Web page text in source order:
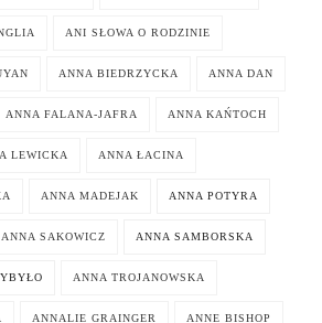
ANI SŁOWA O RODZINIE
ANNA BIEDRZYCKA ANNA DAN
ANNA FALANA-JAFRA ANNA KAŃTOCH
LEWICKA ANNA ŁACINA
ANNA MADEJAK ANNA POTYRA
ANNA SAKOWICZ ANNA SAMBORSKA
ANNA TROJANOWSKA
ANNALIE GRAINGER ANNE BISHOP